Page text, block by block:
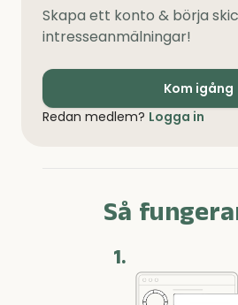
Skapa ett konto & börja
intresseanmälningar!
Kom igång
Redan medlem? Logga in
Så
1.